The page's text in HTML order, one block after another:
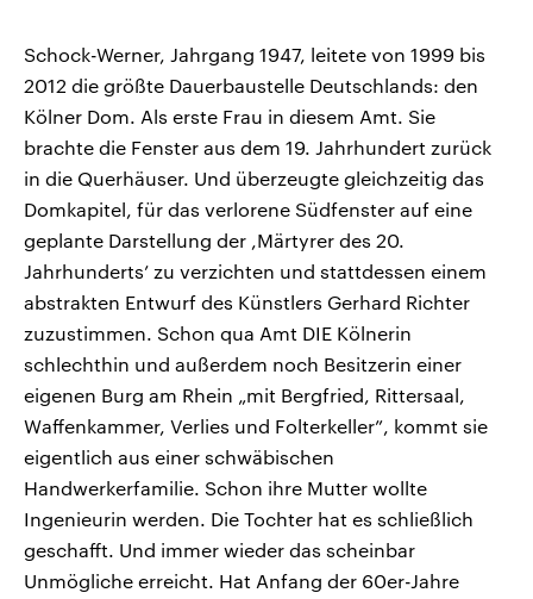
Schock-Werner, Jahrgang 1947, leitete von 1999 bis
2012 die größte Dauerbaustelle Deutschlands: den
Kölner Dom. Als erste Frau in diesem Amt. Sie
brachte die Fenster aus dem 19. Jahrhundert zurück
in die Querhäuser. Und überzeugte gleichzeitig das
Domkapitel, für das verlorene Südfenster auf eine
geplante Darstellung der ,Märtyrer des 20.
Jahrhunderts’ zu verzichten und stattdessen einem
abstrakten Entwurf des Künstlers Gerhard Richter
zuzustimmen. Schon qua Amt DIE Kölnerin
schlechthin und außerdem noch Besitzerin einer
eigenen Burg am Rhein „mit Bergfried, Rittersaal,
Waffenkammer, Verlies und Folterkeller”, kommt sie
eigentlich aus einer schwäbischen
Handwerkerfamilie. Schon ihre Mutter wollte
Ingenieurin werden. Die Tochter hat es schließlich
geschafft. Und immer wieder das scheinbar
Unmögliche erreicht. Hat Anfang der 60er-Jahre